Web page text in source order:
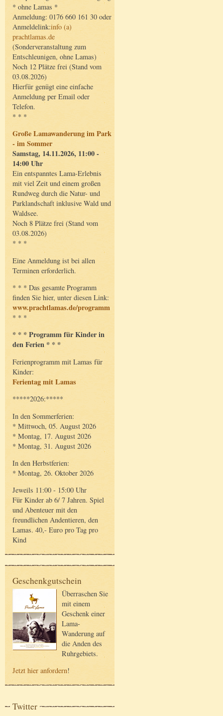
* ohne Lamas *
Anmeldung: 0176 660 161 30 oder
Anmeldelink:info (a)
prachtlamas.de
(Sonderveranstaltung zum
Entschleunigen, ohne Lamas)
Noch 12 Plätze frei (Stand vom
03.08.2026)
Hierfür genügt eine einfache
Anmeldung per Email oder
Telefon.
* * *
Große Lamawanderung im Park
- im Sommer
Samstag, 14.11.2026, 11:00 -
14:00 Uhr
Ein entspanntes Lama-Erlebnis
mit viel Zeit und einem großen
Rundweg durch die Natur- und
Parklandschaft inklusive Wald und
Waldsee.
Noch 8 Plätze frei (Stand vom
03.08.2026)
* * *
Eine Anmeldung ist bei allen
Terminen erforderlich.
* * * Das gesamte Programm
finden Sie hier, unter diesen Link:
www.prachtlamas.de/programm
* * *
* * * Programm für Kinder in
den Ferien * * *
Ferienprogramm mit Lamas für
Kinder:
Ferientag mit Lamas
*****2026:*****
In den Sommerferien:
* Mittwoch, 05. August 2026
* Montag, 17. August 2026
* Montag, 31. August 2026
In den Herbstferien:
* Montag, 26. Oktober 2026
Jeweils 11:00 - 15:00 Uhr
Für Kinder ab 6/ 7 Jahren. Spiel
und Abenteuer mit den
freundlichen Andentieren, den
Lamas. 40,- Euro pro Tag pro
Kind
Geschenkgutschein
Überraschen Sie
mit einem
Geschenk einer
Lama-
Wanderung auf
die Anden des
Ruhrgebiets.
Jetzt hier anfordern!
Twitter